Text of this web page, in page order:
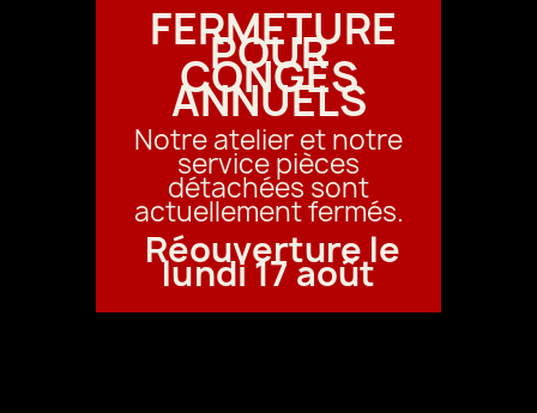
FERMETURE
POUR
CONGÉS
ANNUELS
Notre atelier et notre
service pièces
détachées sont
actuellement fermés.
Réouverture le
lundi 17 août